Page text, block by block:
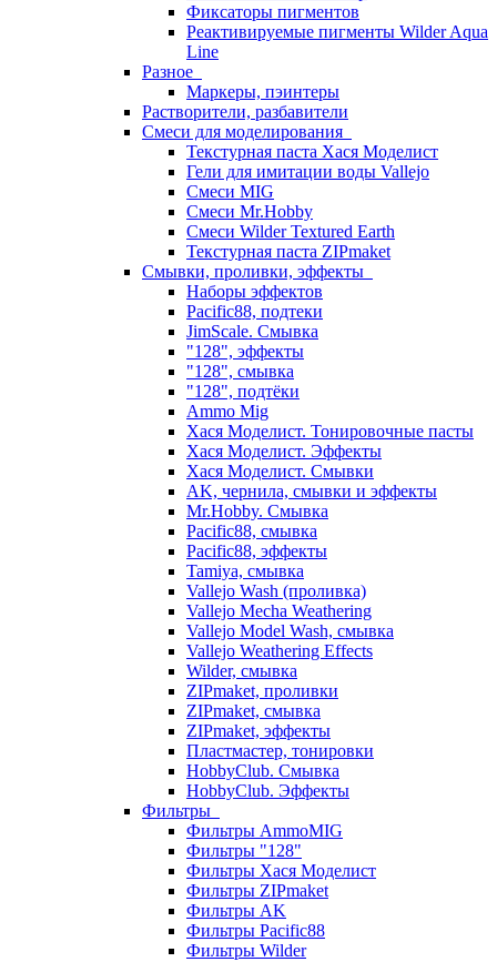
Фиксаторы пигментов
Реактивируемые пигменты Wilder Aqua
Line
Разное
Маркеры, пэинтеры
Растворители, разбавители
Смеси для моделирования
Текстурная паста Хася Моделист
Гели для имитации воды Vallejo
Смеси MIG
Смеси Mr.Hobby
Смеси Wilder Textured Earth
Текстурная паста ZIPmaket
Смывки, проливки, эффекты
Наборы эффектов
Pacific88, подтеки
JimScale. Смывка
"128", эффекты
"128", смывка
"128", подтёки
Ammo Mig
Хася Моделист. Тонировочные пасты
Хася Моделист. Эффекты
Хася Моделист. Смывки
AK, чернила, смывки и эффекты
Mr.Hobby. Смывка
Pacific88, смывка
Pacific88, эффекты
Tamiya, смывка
Vallejo Wash (проливка)
Vallejo Mecha Weathering
Vallejo Model Wash, смывка
Vallejo Weathering Effects
Wilder, смывка
ZIPmaket, проливки
ZIPmaket, смывка
ZIPmaket, эффекты
Пластмастер, тонировки
HobbyClub. Смывка
HobbyClub. Эффекты
Фильтры
Фильтры AmmoMIG
Фильтры "128"
Фильтры Хася Моделист
Фильтры ZIPmaket
Фильтры AK
Фильтры Pacific88
Фильтры Wilder